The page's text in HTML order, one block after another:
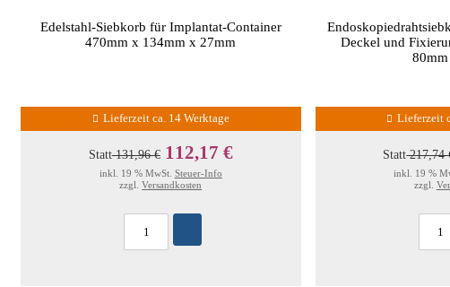
Edelstahl-Siebkorb für Implantat-Container
470mm x 134mm x 27mm
Lieferzeit ca. 14 Werktage
Statt131,96 € 112,17 €
inkl. 19 % MwSt. Steuer-Info
zzgl.Versandkosten
Deckel und
Lieferzeit
Statt217,74
inkl. 19 %
zzgl.